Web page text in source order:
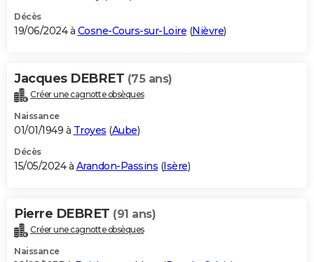
Décès
19/06/2024 à Cosne-Cours-sur-Loire (Nièvre)
Jacques DEBRET (75 ans)
Créer une cagnotte obsèques
Naissance
01/01/1949 à Troyes (Aube)
Décès
15/05/2024 à Arandon-Passins (Isère)
Pierre DEBRET (91 ans)
Créer une cagnotte obsèques
Naissance